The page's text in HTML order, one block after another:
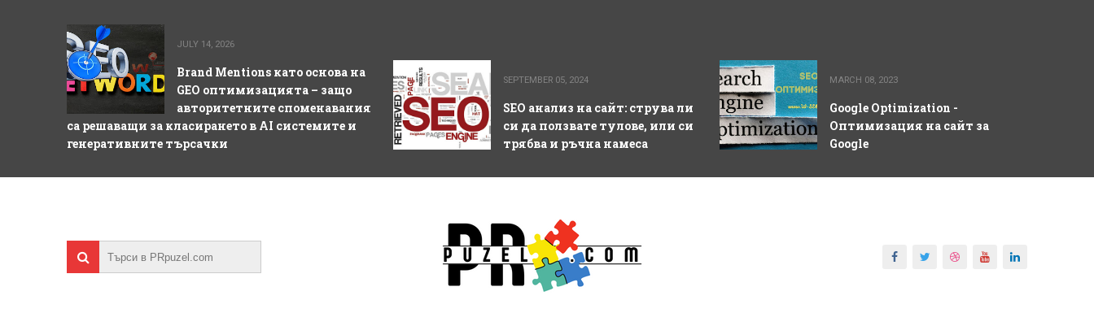
JULY 14, 2026
Brand Mentions като основа на
GEO оптимизацията – защо
авторитетните споменавания
са решаващи за класирането в AI системите и
генеративните търсачки
SEPTEMBER 05, 2024
SEO анализ на сайт: струва ли
си да ползвате тулове, или си
трябва и ръчна намеса
MARCH 08, 2023
Google Optimization -
Оптимизация на сайт за
Google